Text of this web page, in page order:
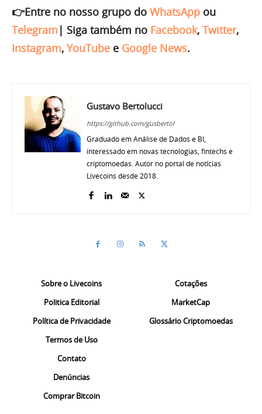
👉Entre no nosso grupo do WhatsApp ou
Telegram | Siga também no Facebook, Twitter,
Instagram, YouTube e Google News.
Gustavo Bertolucci
https://github.com/gusbertol
Graduado em Análise de Dados e BI,
interessado em novas tecnologias, fintechs e
criptomoedas. Autor no portal de notícias
Livecoins desde 2018.
Sobre o Livecoins
Politica Editorial
Política de Privacidade
Termos de Uso
Contato
Denúncias
Comprar Bitcoin
Cotações
MarketCap
Glossário Criptomoedas